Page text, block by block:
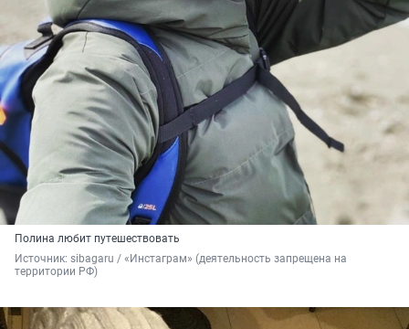
Полина любит путешествовать
Источник: sibagaru / «Инстаграм» (деятельность запрещена на
территории РФ)